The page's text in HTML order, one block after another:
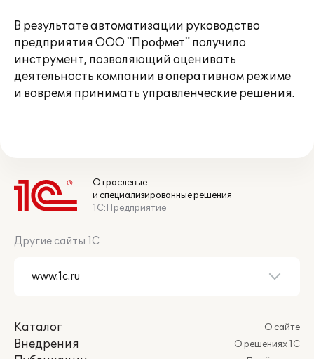
В результате автоматизации руководство
предприятия ООО "Профмет" получило
инструмент, позволяющий оценивать
деятельность компании в оперативном режиме
и вовремя принимать управленческие решения.
Отраслевые
и специализированные решения
1С:Предприятие
Другие сайты 1С
Каталог
Внедрения
О сайте
О решениях 1С